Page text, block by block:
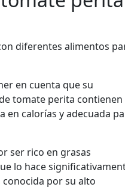
diferentes alimentos
en cuenta que su
tomate perita contienen
en calorías y adecuada
ser rico en grasas
lo hace
por su alto